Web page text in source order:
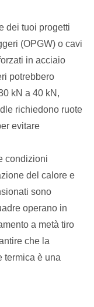
dei tuoi progetti
(OPGW) o cavi
in acciaio
potrebbero
kN a 40 kN,
richiedono ruote
evitare
condizioni
del calore e
sono
operano in
a metà tiro
che la
termica è una